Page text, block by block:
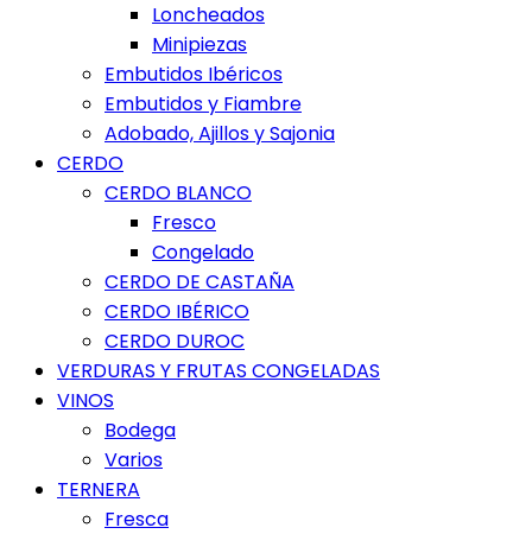
Loncheados
Minipiezas
Embutidos Ibéricos
Embutidos y Fiambre
Adobado, Ajillos y Sajonia
CERDO
CERDO BLANCO
Fresco
Congelado
CERDO DE CASTAÑA
CERDO IBÉRICO
CERDO DUROC
VERDURAS Y FRUTAS CONGELADAS
VINOS
Bodega
Varios
TERNERA
Fresca